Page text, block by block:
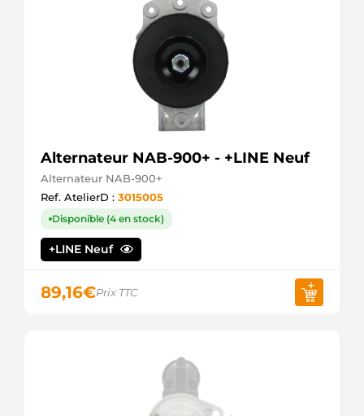
Alternateur NAB-900+ - +LINE Neuf
Alternateur NAB-900+
Ref. AtelierD : 3015005
Disponible (4 en stock)
+LINE Neuf
89,16€Prix TTC